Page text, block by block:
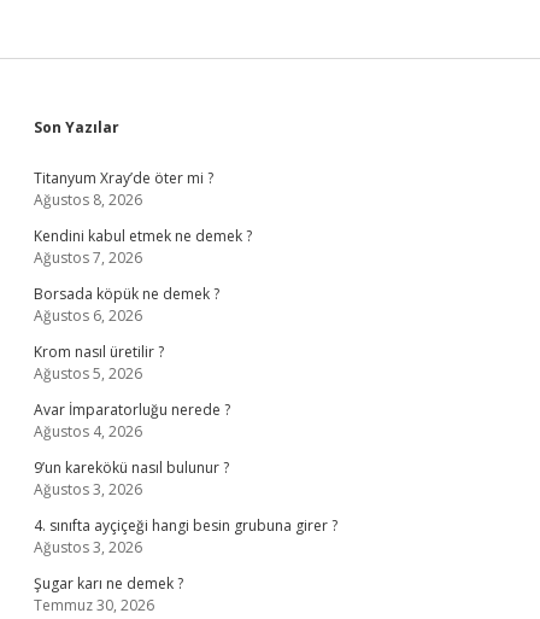
Sidebar
Son Yazılar
Titanyum Xray’de öter mi ?
Ağustos 8, 2026
Kendini kabul etmek ne demek ?
Ağustos 7, 2026
Borsada köpük ne demek ?
Ağustos 6, 2026
Krom nasıl üretilir ?
Ağustos 5, 2026
Avar İmparatorluğu nerede ?
Ağustos 4, 2026
9’un karekökü nasıl bulunur ?
Ağustos 3, 2026
4. sınıfta ayçiçeği hangi besin grubuna girer ?
Ağustos 3, 2026
Şugar karı ne demek ?
Temmuz 30, 2026